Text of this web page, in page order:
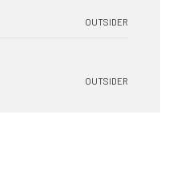
OUTSIDER
OUTSIDER